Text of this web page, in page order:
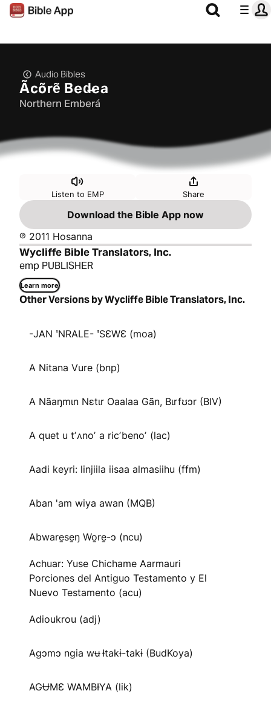
Audio Bibles
Ãcõrẽ Bed̶ea
Northern Emberá
Listen to EMP Share
Download the Bible App now
℗ 2011 Hosanna
Wycliffe Bible Translators, Inc.
emp PUBLISHER
Learn more
Other Versions by Wycliffe Bible Translators, Inc.
-JAN ꞌNRALE- ꞌSƐWƐ (moa)
A Nitana Vure (bnp)
A Nãaŋmɩn Nɛtɩr Oaalaa Gãn, Bɩrfʊɔr (BIV)
A quet u tʼʌnoʼ a ricʼbenoʼ (lac)
Aadi keyri: linjiila iisaa almasiihu (ffm)
Aban 'am wiya awan (MQB)
Abware̱se̱ŋ Wo̱re̱-ɔ (ncu)
Achuar: Yuse Chichame Aarmauri
Porciones del Antiguo Testamento y El
Nuevo Testamento (acu)
Adioukrou (adj)
Agɔmɔ ngia wʉ Ɨtakɨ-takɨ (BudKoya)
AGɄMƐ WAMBƗYA (lik)